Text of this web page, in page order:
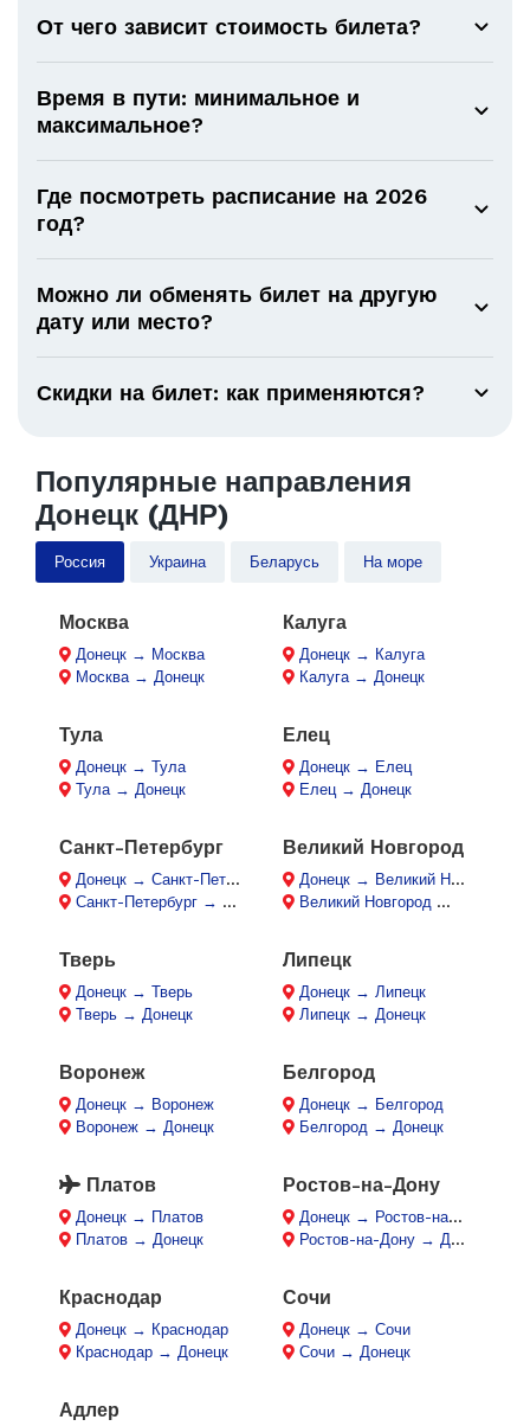
От чего зависит стоимость билета?
Время в пути: минимальное и
максимальное?
Где посмотреть расписание на 2026
год?
Можно ли обменять билет на другую
дату или место?
Скидки на билет: как применяются?
Популярные направления
Донецк (ДНР)
Россия Украина Беларусь На море
Москва
Донецк → Москва
Москва → Донецк
Калуга
Донецк → Калуга
Калуга → Донецк
Тула
Донецк → Тула
Тула → Донецк
Елец
Донецк → Елец
Елец → Донецк
Санкт-Петербург
Донецк → Санкт-Петербург
Санкт-Петербург → Донецк
Великий Новгород
Донецк → Великий Новгород
Великий Новгород → Донецк
Тверь
Донецк → Тверь
Тверь → Донецк
Липецк
Донецк → Липецк
Липецк → Донецк
Воронеж
Донецк → Воронеж
Воронеж → Донецк
Белгород
Донецк → Белгород
Белгород → Донецк
Платов
Донецк → Платов
Платов → Донецк
Ростов-на-Дону
Донецк → Ростов-на-Дону
Ростов-на-Дону → Донецк
Краснодар
Донецк → Краснодар
Краснодар → Донецк
Сочи
Донецк → Сочи
Сочи → Донецк
Адлер